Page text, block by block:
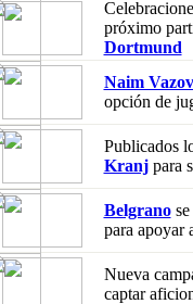
próximo
Dortmund
Naim Vazov
opción de
Publicados
Kranjpara
Belgranose
para apoyar
Nueva
captar